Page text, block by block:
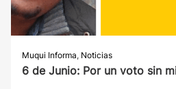
Muqui Informa, Noticias
6 de Junio: Por un voto sin